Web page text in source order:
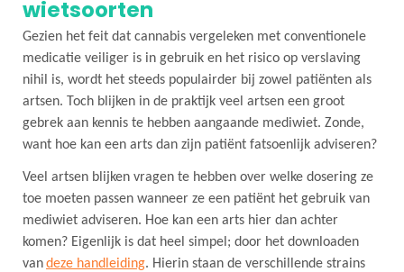
wietsoorten
Gezien het feit dat cannabis vergeleken met conventionele
medicatie veiliger is in gebruik en het risico op verslaving
nihil is, wordt het steeds populairder bij zowel patiënten als
artsen. Toch blijken in de praktijk veel artsen een groot
gebrek aan kennis te hebben aangaande mediwiet. Zonde,
want hoe kan een arts dan zijn patiënt fatsoenlijk adviseren?
Veel artsen blijken vragen te hebben over welke dosering ze
toe moeten passen wanneer ze een patiënt het gebruik van
mediwiet adviseren. Hoe kan een arts hier dan achter
komen? Eigenlijk is dat heel simpel; door het downloaden
vandeze handleiding. Hierin staan de verschillende strains